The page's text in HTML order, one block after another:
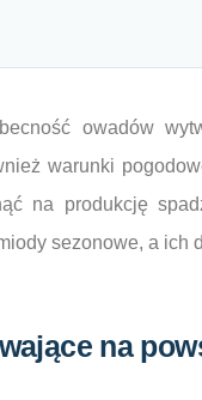
owadów
warunki
na produkcję
sezonowe, a ich
na